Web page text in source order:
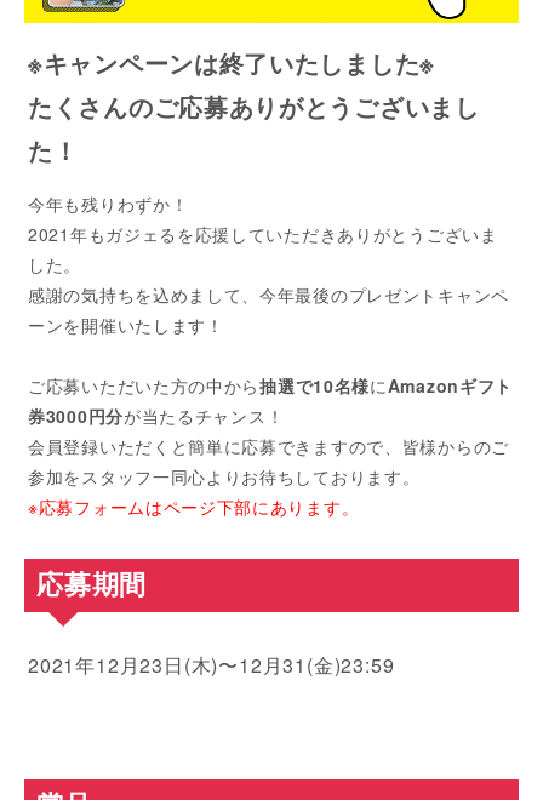
※キャンペーンは終了いたしました※
たくさんのご応募ありがとうございまし
た！
今年も残りわずか！
2021年もガジェるを応援していただきありがとうございま
した。
感謝の気持ちを込めまして、今年最後のプレゼントキャンペ
ーンを開催いたします！
ご応募いただいた方の中から抽選で10名様にAmazonギフト
券3000円分が当たるチャンス！
会員登録いただくと簡単に応募できますので、皆様からのご
参加をスタッフ一同心よりお待ちしております。
※応募フォームはページ下部にあります。
応募期間
2021年12月23日(木)〜12月31(金)23:59